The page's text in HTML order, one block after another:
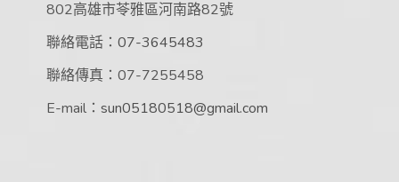
802高雄市苓雅區河南路82號
聯絡電話： 07-3645483
聯絡傳真：07-7255458
E-mail： sun05180518@gmail.com
500支輕鬆入手自創品牌
More »
07 / 06 2026